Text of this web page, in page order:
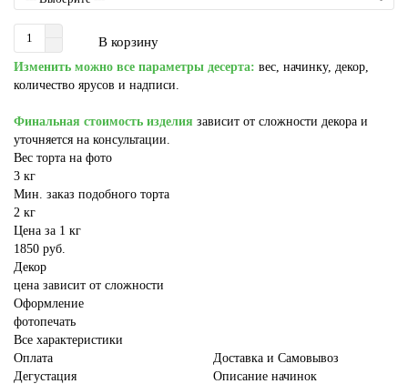
В корзину
Изменить можно все параметры десерта: вес, начинку, декор,
количество ярусов и надписи.
Финальная стоимость изделия зависит от сложности декора и
уточняется на консультации.
Вес торта на фото
3 кг
Мин. заказ подобного торта
2 кг
Цена за 1 кг
1850 руб.
Декор
цена зависит от сложности
Оформление
фотопечать
Все характеристики
Оплата
Доставка и Самовывоз
Дегустация
Описание начинок